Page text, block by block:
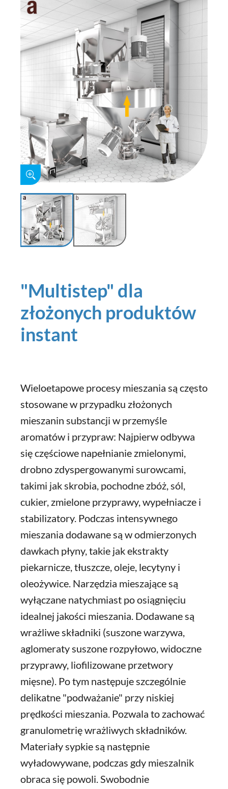
"Multistep" dla
złożonych produktów
instant
Wieloetapowe procesy mieszania są często
stosowane w przypadku złożonych
mieszanin substancji w przemyśle
aromatów i przypraw: Najpierw odbywa
się częściowe napełnianie zmielonymi,
drobno zdyspergowanymi surowcami,
takimi jak skrobia, pochodne zbóż, sól,
cukier, zmielone przyprawy, wypełniacze i
stabilizatory. Podczas intensywnego
mieszania dodawane są w odmierzonych
dawkach płyny, takie jak ekstrakty
piekarnicze, tłuszcze, oleje, lecytyny i
oleożywice. Narzędzia mieszające są
wyłączane natychmiast po osiągnięciu
idealnej jakości mieszania. Dodawane są
wrażliwe składniki (suszone warzywa,
aglomeraty suszone rozpyłowo, widoczne
przyprawy, liofilizowane przetwory
mięsne). Po tym następuje szczególnie
delikatne "podważanie" przy niskiej
prędkości mieszania. Pozwala to zachować
granulometrię wrażliwych składników.
Materiały sypkie są następnie
wyładowywane, podczas gdy mieszalnik
obraca się powoli. Swobodnie